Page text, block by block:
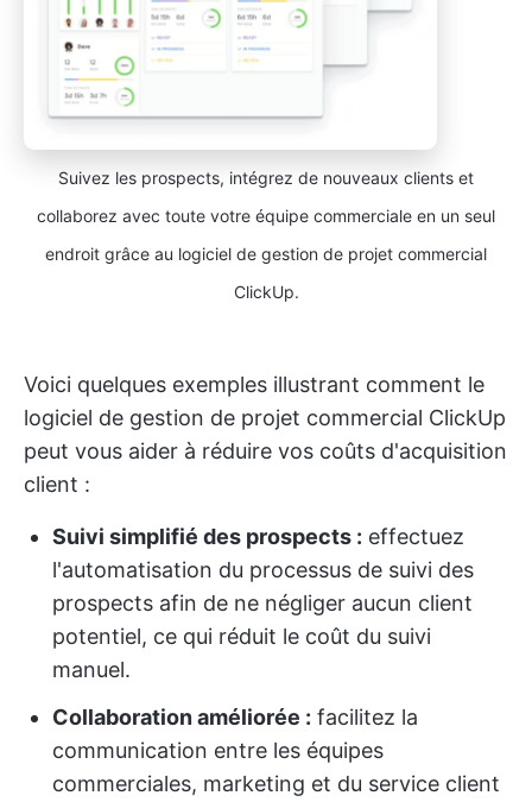
Suivez les prospects, intégrez de nouveaux clients et
collaborez avec toute votre équipe commerciale en un seul
endroit grâce au logiciel de gestion de projet commercial
ClickUp.
Voici quelques exemples illustrant comment le
logiciel de gestion de projet commercial ClickUp
peut vous aider à réduire vos coûts d'acquisition
client :
Suivi simplifié des prospects : effectuez
l'automatisation du processus de suivi des
prospects afin de ne négliger aucun client
potentiel, ce qui réduit le coût du suivi
manuel.
Collaboration améliorée : facilitez la
communication entre les équipes
commerciales, marketing et du service client